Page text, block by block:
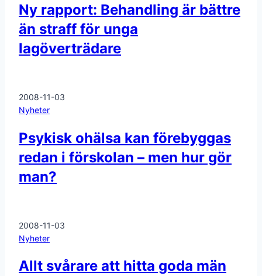
Ny rapport: Behandling är bättre
än straff för unga
lagöverträdare
2008-11-03
Nyheter
Psykisk ohälsa kan förebyggas
redan i förskolan – men hur gör
man?
2008-11-03
Nyheter
Allt svårare att hitta goda män